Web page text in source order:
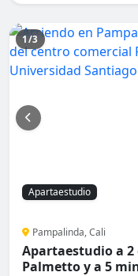
1/3
Apartaestudio
Pampalinda, Cali
Apartaestudio a 2 cuadras del centro comercial
Palmetto y a 5